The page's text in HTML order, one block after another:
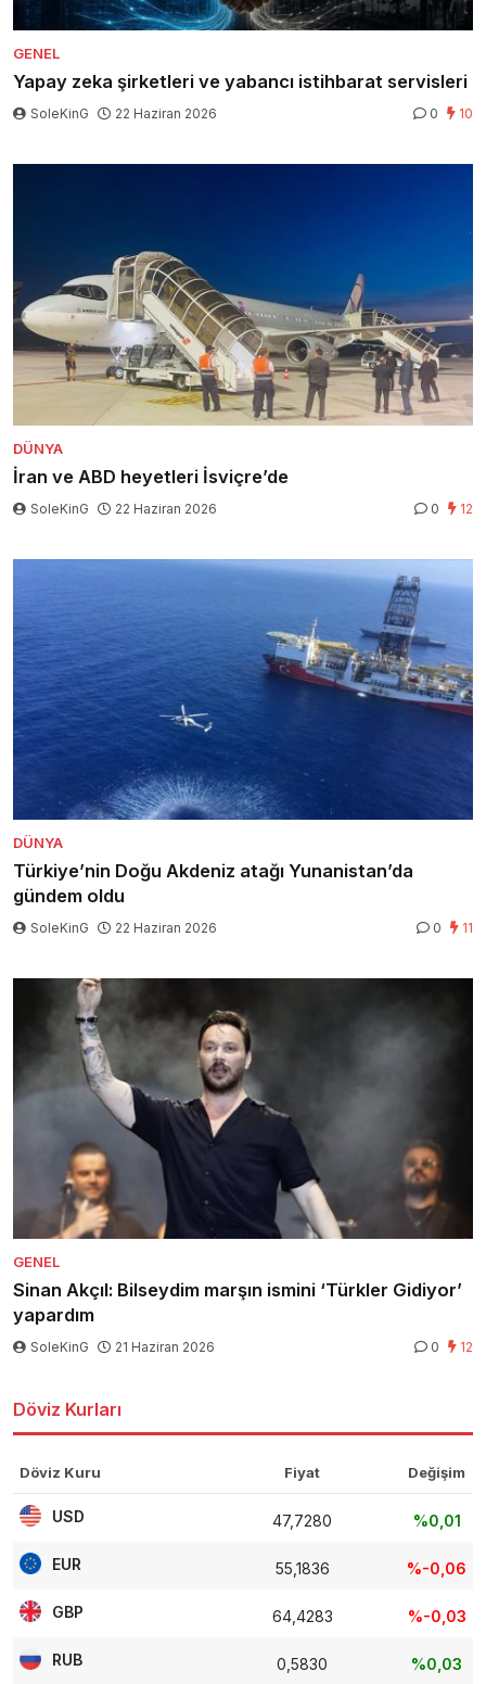
GENEL
Yapay zeka şirketleri ve yabancı istihbarat servisleri
SoleKinG 22 Haziran 2026 0 10
DÜNYA
İran ve ABD heyetleri İsviçre’de
SoleKinG 22 Haziran 2026 0 12
DÜNYA
Türkiye’nin Doğu Akdeniz atağı Yunanistan’da
gündem oldu
SoleKinG 22 Haziran 2026 0 11
GENEL
Sinan Akçıl: Bilseydim marşın ismini ‘Türkler Gidiyor’
yapardım
SoleKinG 21 Haziran 2026 0 12
Döviz Kurları
Döviz Kuru Fiyat Değişim
USD 47,7280 %0,01
EUR 55,1836 %-0,06
GBP 64,4283 %-0,03
RUB 0,5830 %0,03